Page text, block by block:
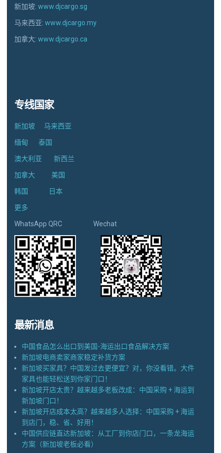
新加坡: www.djcargo.sg
马来西亚: www.djcargo.my
加拿大: www.djcargo.ca
专线国家
新加坡 马来西亚
缅甸 泰国
澳大利亚 新西兰
加拿大 美国
韩国 日本
更多
WhatsApp QRC Wechat
最新消息
中国食品怎么出口到美国-海运出口食品解决方案
新加坡电商卖家商家稳定补货方案
新加坡买家具？中国发过去更便宜？对，你没看错。大件
家具也能轻松送到你家门口！
新加坡开店太贵？越来越多老板改成：中国采购 + 海运到
新加坡门口！
新加坡开店成本太高？越来越多人选择：中国采购 + 海运
到店门，稳、省、好用！
中国供应链直达新加坡：从工厂到你店门口，一条龙海运
方案（新加坡老板必看）